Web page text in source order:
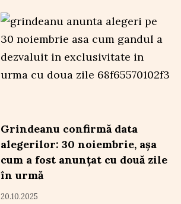
Grindeanu confirmă data
alegerilor: 30 noiembrie, așa
cum a fost anunțat cu două zile
în urmă
20.10.2025